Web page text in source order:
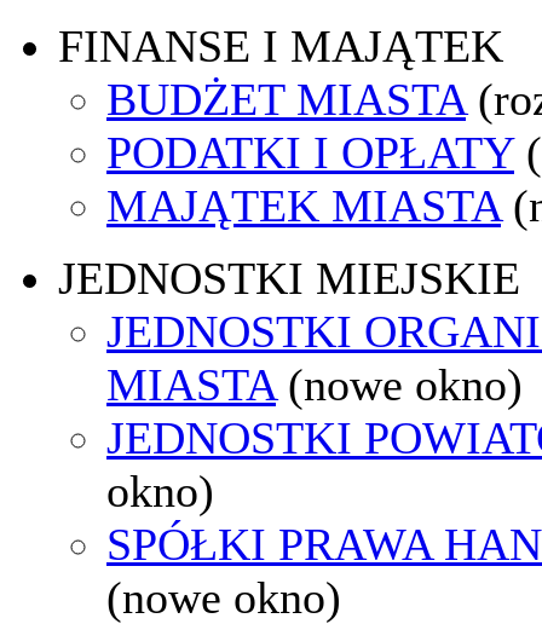
FINANSE I MAJĄTEK
BUDŻET MIASTA
PODATKI I OPŁATY
MAJĄTEK MIASTA
JEDNOSTKI MIEJSKIE
JEDNOSTKI
MIASTA (nowe okno)
JEDNOSTKI
okno)
SPÓŁKI PRAWA
(nowe okno)